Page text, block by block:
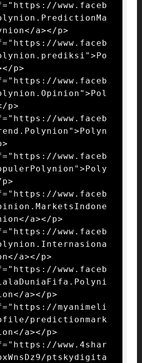
www.faceb
a></p>
www.faceb
p>
www.faceb
p>
www.faceb
www.faceb
www.faceb
a></p>
www.faceb
a></p>
www.faceb
a></p>
myanimeli
predictionmark
a></p>
www.4shar
ptskydigita